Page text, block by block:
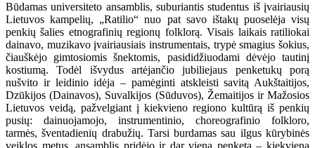
Būdamas universiteto ansamblis, suburiantis studentus iš įvairiausių
Lietuvos kampelių, „Ratilio“ nuo pat savo ištakų puoselėja visų
penkių šalies etnografinių regionų folklorą. Visais laikais ratiliokai
dainavo, muzikavo įvairiausiais instrumentais, trypė smagius šokius,
čiauškėjo gimtosiomis šnektomis, pasididžiuodami dėvėjo tautinį
kostiumą. Todėl išvydus artėjančio jubiliejaus penketukų porą
nušvito ir leidinio idėja – pamėginti atskleisti savitą Aukštaitijos,
Dzūkijos (Dainavos), Suvalkijos (Sūduvos), Žemaitijos ir Mažosios
Lietuvos veidą, pažvelgiant į kiekvieno regiono kultūrą iš penkių
pusių: dainuojamojo, instrumentinio, choreografinio folkloro,
tarmės, šventadienių drabužių. Tarsi burdamas sau ilgus kūrybinės